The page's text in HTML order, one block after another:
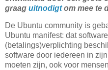
graag uitnodigtom mee te
De Ubuntu community is
Ubuntu manifest: dat
(betalings)verplichting
software door iedereen in
moeten zijn, ook voor